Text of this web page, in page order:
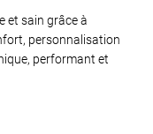
et sain grâce à
personnalisation
performant et